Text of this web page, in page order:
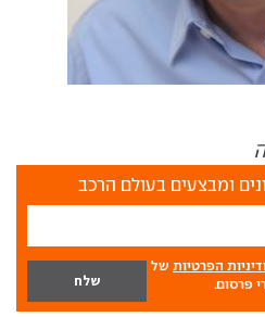
ומבצעים בעולם הרכב
הפרטיות של